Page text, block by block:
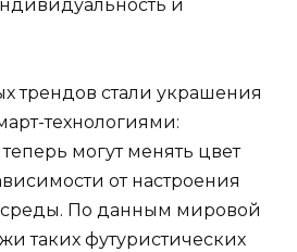
и
трендов стали украшения
технологиями:
могут менять цвет
от настроения
По данным мировой
таких футуристических